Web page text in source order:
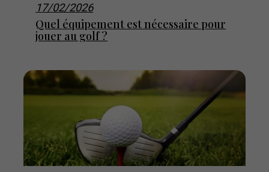
17/02/2026
Quel équipement est nécessaire pour
jouer au golf ?